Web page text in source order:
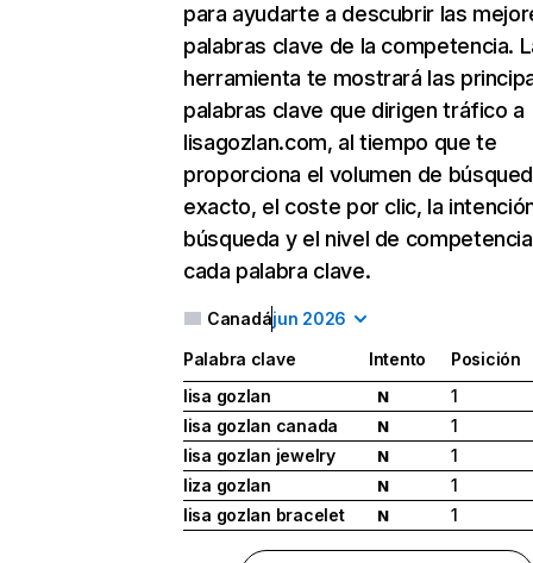
para ayudarte a descubrir las
palabras clave de la competencia.
herramienta te mostrará las
palabras clave que dirigen tráfico a
lisagozlan.com, al tiempo que te
proporciona el volumen de
exacto, el coste por clic, la
búsqueda y el nivel de
cada palabra clave.
Canadájun 2026
Palabra clave Intento
Posición
lisa gozlan
N
1
lisa gozlan canada
N
1
lisa gozlan jewelry
N
1
liza gozlan
N
1
lisa gozlan bracelet
N 1